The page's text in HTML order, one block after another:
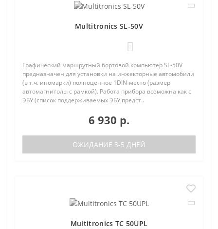
Multitronics SL-50V
Графический маршрутный бортовой компьютер SL-50V
предназначен для установки на инжекторные автомобили
(в т.ч. иномарки) полноценное 1DIN-место (размер
автомагнитолы с рамкой). Работа прибора возможна как с
ЭБУ (список поддерживаемых ЭБУ предст..
6 930 р.
ОЖИДАНИЕ 3-5 ДНЕЙ
Multitronics TC 50UPL